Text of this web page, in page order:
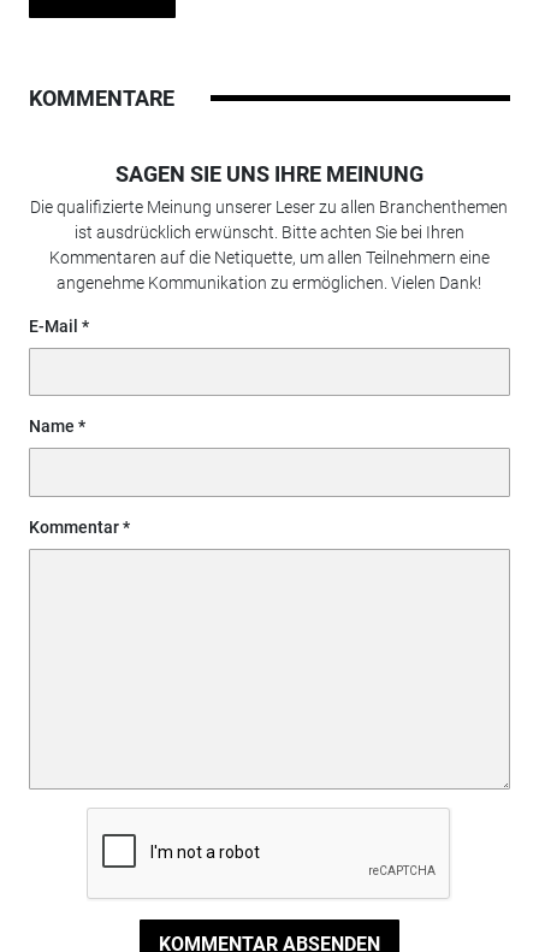
KOMMENTARE
SAGEN SIE UNS IHRE MEINUNG
Die qualifizierte Meinung unserer Leser zu allen Branchenthemen
ist ausdrücklich erwünscht. Bitte achten Sie bei Ihren
Kommentaren auf die Netiquette, um allen Teilnehmern eine
angenehme Kommunikation zu ermöglichen. Vielen Dank!
E-Mail
Name
Kommentar
KOMMENTAR ABSENDEN